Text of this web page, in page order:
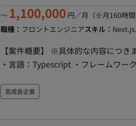
〜 1,100,000 円／月 （※月160時
職種： フロントエンジニアスキル： Next.js
【案件概要】 ※具体的な内容につき
・言語：Typescript ・フレームワー
ます。（PCに指定はございません）
高成長企業